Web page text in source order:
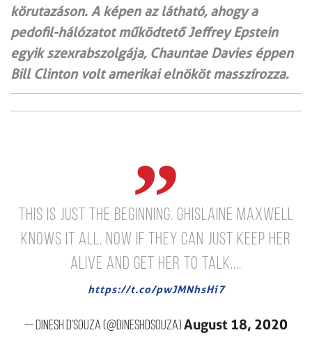
körutazáson. A képen az látható, ahogy a
pedofil-hálózatot működtető Jeffrey Epstein
egyik szexrabszolgája, Chauntae Davies éppen
Bill Clinton volt amerikai elnököt masszírozza.
This is just the beginning. Ghislaine Maxwell
knows it all. Now if they can just keep her
alive and get her to talk....
https://t.co/pwJMNhsHi7
— Dinesh D'Souza (@DineshDSouza) August 18, 2020